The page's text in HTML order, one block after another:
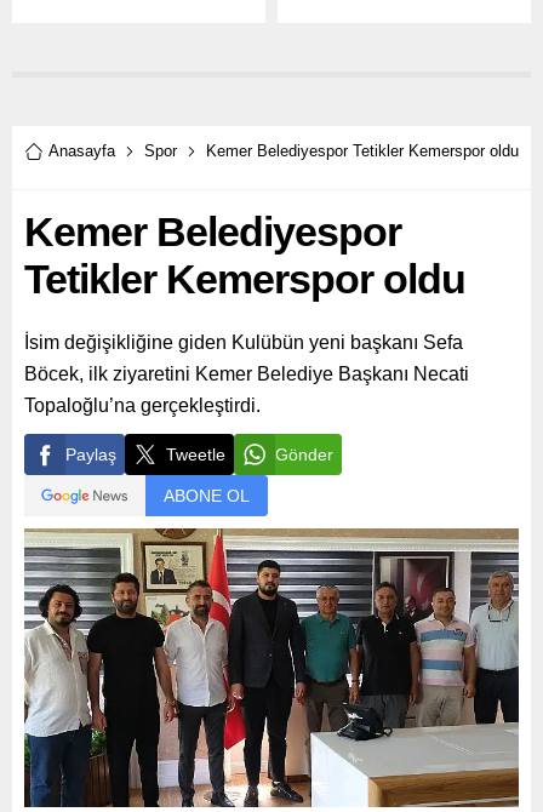
Anasayfa Spor Kemer Belediyespor Tetikler Kemerspor oldu
Kemer Belediyespor
Tetikler Kemerspor oldu
İsim değişikliğine giden Kulübün yeni başkanı Sefa
Böcek, ilk ziyaretini Kemer Belediye Başkanı Necati
Topaloğlu’na gerçekleştirdi.
Paylaş Tweetle Gönder
ABONE OL